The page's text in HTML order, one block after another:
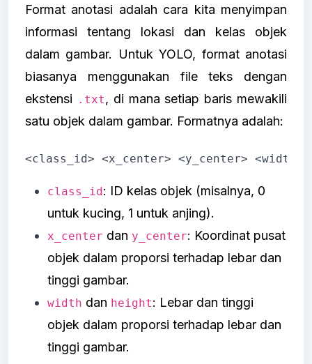
Format anotasi adalah cara kita menyimpan
informasi tentang lokasi dan kelas objek
dalam gambar. Untuk YOLO, format anotasi
biasanya menggunakan file teks dengan
ekstensi .txt, di mana setiap baris mewakili
satu objek dalam gambar. Formatnya adalah:
<class_id> <x_center> <y_center> <width>
class_id : ID kelas objek (misalnya, 0
untuk kucing, 1 untuk anjing).
x_center dan y_center: Koordinat pusat
objek dalam proporsi terhadap lebar dan
tinggi gambar.
width dan height: Lebar dan tinggi
objek dalam proporsi terhadap lebar dan
tinggi gambar.